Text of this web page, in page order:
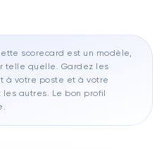
scorecard est un modèle,
telle quelle. Gardez les
à votre poste et à votre
autres. Le bon profil